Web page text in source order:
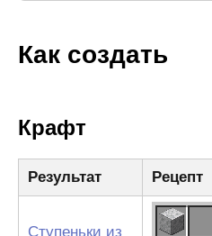
Как создать
Крафт
Результат Рецепт
Ступеньки из